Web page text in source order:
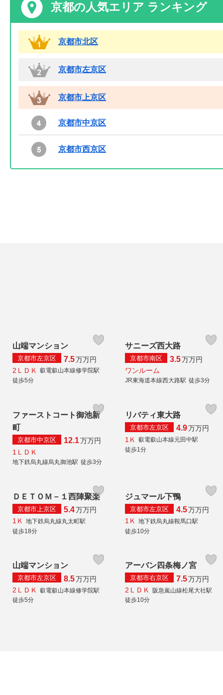
京都の人気エリア ランキング
京都市北区
京都市左京区
京都市上京区
京都市中京区
京都市西京区
山端マンション
京都市左京区 7.5万万円
2ＬＤＫ
叡電叡山本線修学院駅
徒歩5分
サニーズ西大路
京都市南区 3.5万万円
ワンルーム
JR東海道本線西大路駅 徒歩3分
ファーストコート御池新
町
京都市中京区 12.1万万円
1ＬＤＫ
地下鉄烏丸線烏丸御池駅 徒歩3分
リバティ東大路
京都市左京区 4.9万万円
1Ｋ
叡電叡山本線元田中駅
徒歩1分
ＤＥＴＯＭ－１西陣聚楽
京都市上京区 5.4万万円
1Ｋ 地下鉄烏丸線丸太町駅
徒歩18分
ジュマール下鴨
京都市左京区 4.5万万円
1Ｋ 地下鉄烏丸線鞍馬口駅
徒歩10分
山端マンション
京都市左京区 8.5万万円
2ＬＤＫ
叡電叡山本線修学院駅
徒歩5分
アーバン四条梅ノ宮
京都市右京区 7.5万万円
2ＬＤＫ
阪急嵐山線松尾大社駅
徒歩10分